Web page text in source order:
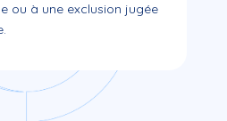
ou à une exclusion jugée